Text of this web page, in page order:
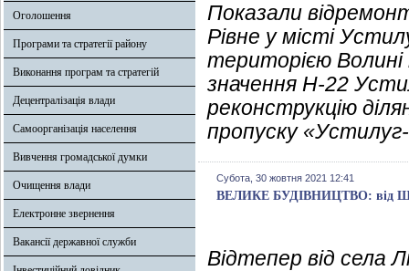
Оголошення
Програми та стратегії району
Виконання програм та стратегій
Децентралізація влади
Самоорганізація населення
Вивчення громадської думки
Очищення влади
Електронне звернення
Вакансії державної служби
Показали
Рівне у місті
територією
значення Н-22
реконструкцію
пропуску
Субота, 30 жовтня 2021 12:41
ВЕЛИКЕ БУДІВНИЦТВО: від
Відтепер від села